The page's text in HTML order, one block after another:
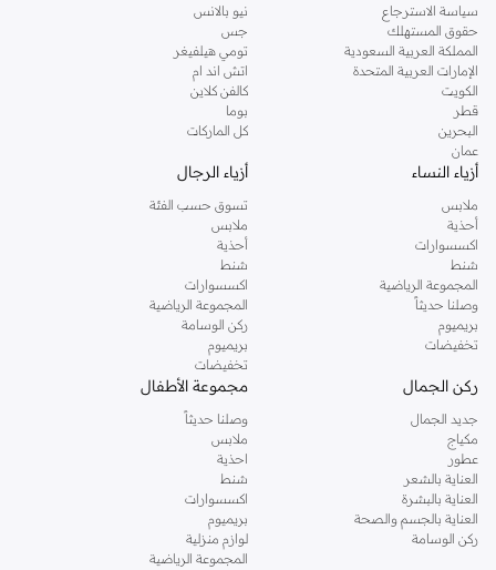
تسوقي دوروثي بيركنز اون لاين مسقط
تسوقي دوروثي بيركنز اون لاين من نمشي واستمتعي باكثر من الف ستايل من مجموعة
دوروثي بيركنز الشهيرة. تصفحي المجموعة كاملة في متجر دوروثي بيركنز اون لاين او
استخدمي القائمة لتحديد تجربة تسوق دوروثي بيركنز اون لاين. خدمة التوصيل السريعة
والدعم الاستثنائي يضمن لك تجربة تسوق ممتعة دائما مع نمشي.
سياسة الاسترجاع
حقوق المستهلك
المملكة العربية السعودية
الإمارات العربية المتحدة
الكويت
قطر
البحرين
عمان
نيو بالانس
جس
تومي هيلفيغر
اتش اند ام
كالفن كلاين
بوما
كل الماركات
أزياء النساء
ملابس
أحذية
اكسسوارات
شنط
المجموعة الرياضية
وصلنا حديثاً
بريميوم
تخفيضات
أزياء الرجال
تسوق حسب الفئة
ملابس
أحذية
شنط
اكسسوارات
المجموعة الرياضية
ركن الوسامة
بريميوم
تخفيضات
ركن الجمال
جديد الجمال
مكياج
عطور
العناية بالشعر
العناية بالبشرة
العناية بالجسم والصحة
ركن الوسامة
مجموعة الأطفال
وصلنا حديثاً
ملابس
احذية
شنط
اكسسوارات
بريميوم
لوازم منزلية
المجموعة الرياضية